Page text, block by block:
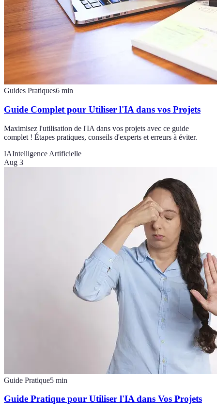
Guides Pratiques6 min
Guide Complet pour Utiliser l'IA dans vos Projets
Maximisez l'utilisation de l'IA dans vos projets avec ce guide
complet ! Étapes pratiques, conseils d'experts et erreurs à éviter.
IAIntelligence Artificielle
Aug 3
Guide Pratique5 min
Guide Pratique pour Utiliser l'IA dans Vos Projets